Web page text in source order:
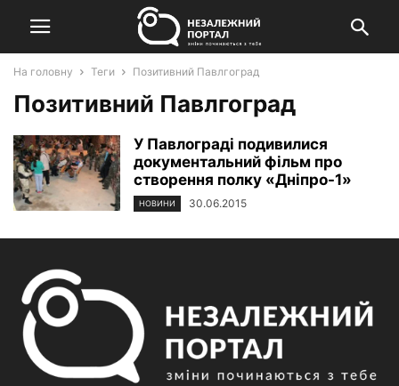
На головну Теги Позитивний Павлгоград
Позитивний Павлгоград
У Павлограді подивилися
документальний фільм про
створення полку «Дніпро-1»
НОВИНИ 30.06.2015